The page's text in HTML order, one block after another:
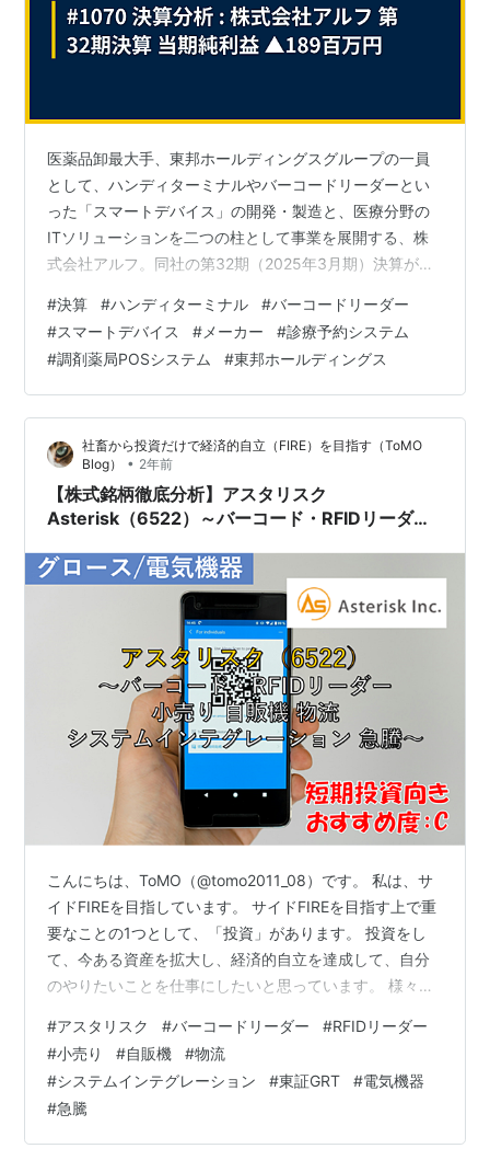
医薬品卸最大手、東邦ホールディングスグループの一員
として、ハンディターミナルやバーコードリーダーとい
った「スマートデバイス」の開発・製造と、医療分野の
ITソリューションを二つの柱として事業を展開する、株
式会社アルフ。同社の第32期（2025年3月期）決算が、
状況に直面する同社の経営状況と、その再起に向けた事
業戦略の核心に迫ります。 20250331_32_アルフ決算 第
32期 決算のポイント（単位：百万円）資産合計: 599百
万円 (約6.0億円) 負債合計: 2,454百万円 (約24.5億円) 純
資産合計: ▲1,854百万円 (約▲…
#決算 #ハンディターミナル #バーコードリーダー
#スマートデバイス # メーカー #診療予約システム
#調剤薬局POSシステム #東邦ホールディングス
社畜から投資だけで経済的自立（FIRE）を目指す（ToMO
Blog）
• 2年前
【株式銘柄徹底分析】アスタリスク
Asterisk（6522）～バーコード・RFIDリーダー
急騰～
こんにちは、ToMO（@tomo2011_08）です。 私は、サ
イドFIREを目指しています。 サイドFIREを目指す上で重
要なことの1つとして、「投資」があります。 投資をし
て、今ある資産を拡大し、経済的自立を達成して、自分
のやりたいことを仕事にしたいと思っています。 様々な
あり、株式投資を行う上で株式銘柄を分析することは非
常に重要なことです。 日本株式投資をされる方の必需品
といえるのが、以下の四季報になります。 お持ちでない
方は、以下から購入して読まれることをお勧めします。
リンク 銘柄の事業内容は？、業績はどうか？、配当はい
#アスタリスク #バーコードリーダー #RFIDリーダー
#小売り #自販機 #物流
#システムインテグレーション #東証GRT #電気機器
#急騰